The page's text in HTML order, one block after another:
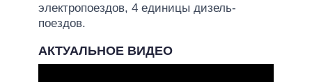
электропоездов, 4 единицы дизель-
поездов.
АКТУАЛЬНОЕ ВИДЕО